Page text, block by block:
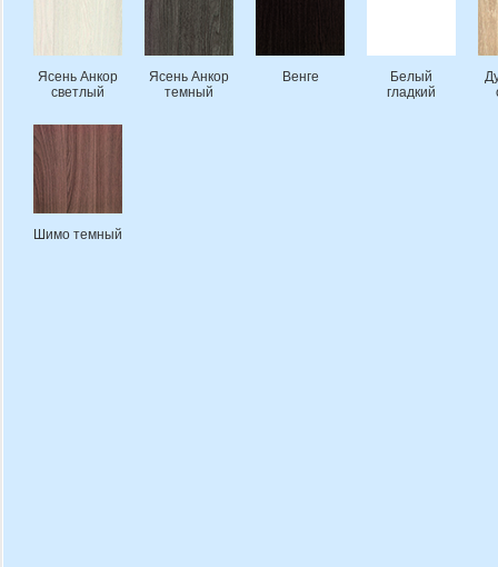
Ясень Анкор
светлый
Ясень Анкор
темный
Венге
Белый
гладкий
Шимо темный